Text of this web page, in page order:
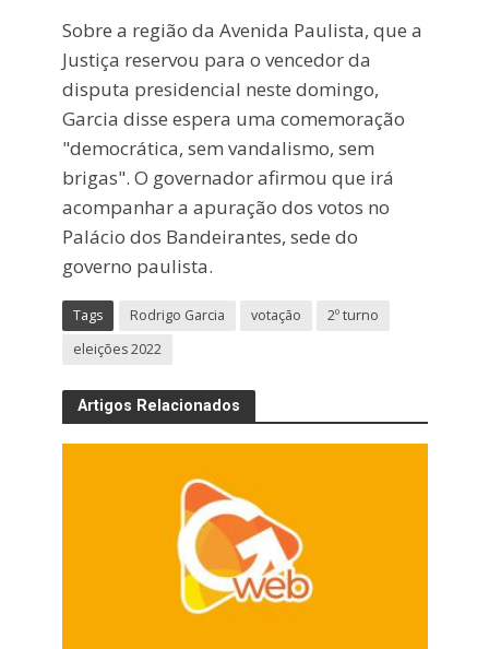
Sobre a região da Avenida Paulista, que a
Justiça reservou para o vencedor da
disputa presidencial neste domingo,
Garcia disse espera uma comemoração
"democrática, sem vandalismo, sem
brigas". O governador afirmou que irá
acompanhar a apuração dos votos no
Palácio dos Bandeirantes, sede do
governo paulista.
Tags Rodrigo Garcia votação
2º turno
eleições 2022
Artigos Relacionados